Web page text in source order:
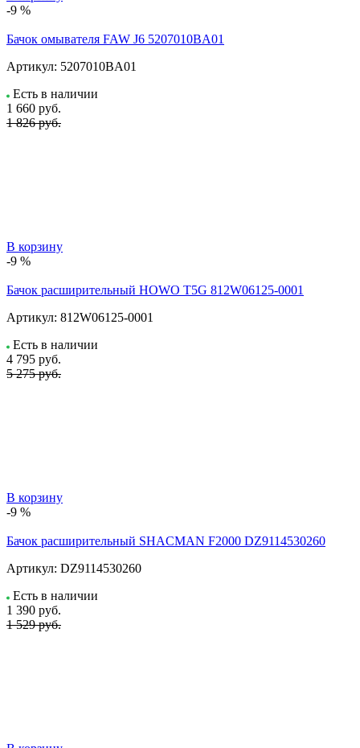
-9 %
Бачок омывателя FAW J6 5207010BA01
Артикул: 5207010BA01
Есть в наличии
1 660 руб.
1 826 руб.
В корзину
-9 %
Бачок расширительный HOWO T5G 812W06125-0001
Артикул: 812W06125-0001
Есть в наличии
4 795 руб.
5 275 руб.
В корзину
-9 %
Бачок расширительный SHACMAN F2000 DZ9114530260
Артикул: DZ9114530260
Есть в наличии
1 390 руб.
1 529 руб.